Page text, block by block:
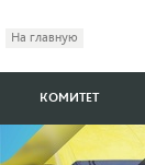
На главную
КОМИТЕТ